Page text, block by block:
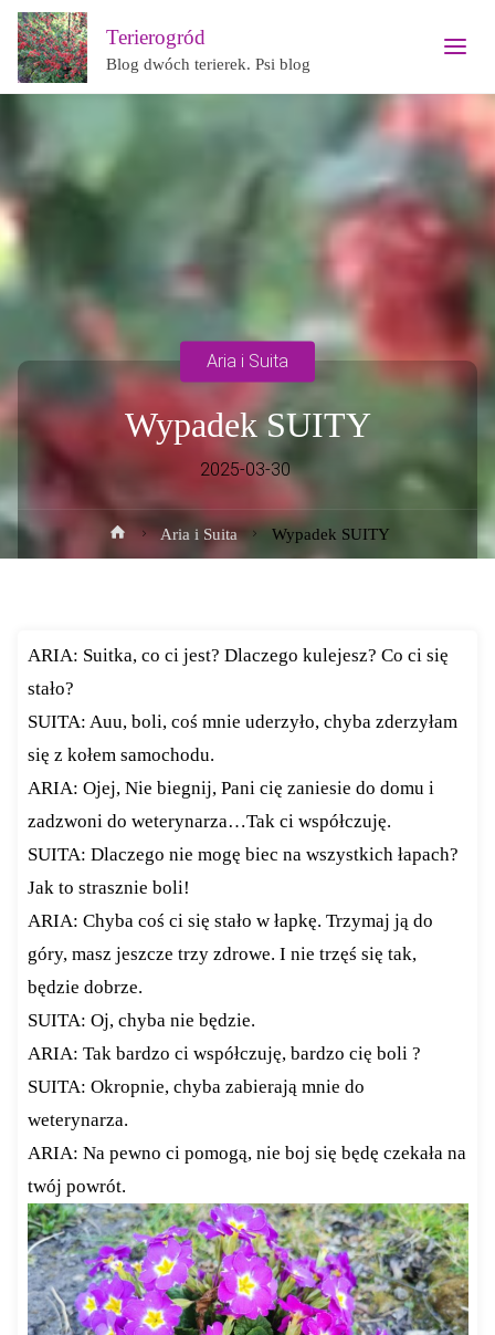
Terierogród
Blog dwóch terierek. Psi blog
Wypadek SUITY
2025-03-30
Aria i Suita
Strona
główna
Aria i Suita Wypadek SUITY
ARIA: Suitka, co ci jest? Dlaczego kulejesz? Co ci się
stało?
SUITA: Auu, boli, coś mnie uderzyło, chyba zderzyłam
się z kołem samochodu.
ARIA: Ojej, Nie biegnij, Pani cię zaniesie do domu i
zadzwoni do weterynarza…Tak ci współczuję.
SUITA: Dlaczego nie mogę biec na wszystkich łapach?
Jak to strasznie boli!
ARIA: Chyba coś ci się stało w łapkę. Trzymaj ją do
góry, masz jeszcze trzy zdrowe. I nie trzęś się tak,
będzie dobrze.
SUITA: Oj, chyba nie będzie.
ARIA: Tak bardzo ci współczuję, bardzo cię boli ?
SUITA: Okropnie, chyba zabierają mnie do
weterynarza.
ARIA: Na pewno ci pomogą, nie boj się będę czekała na
twój powrót.